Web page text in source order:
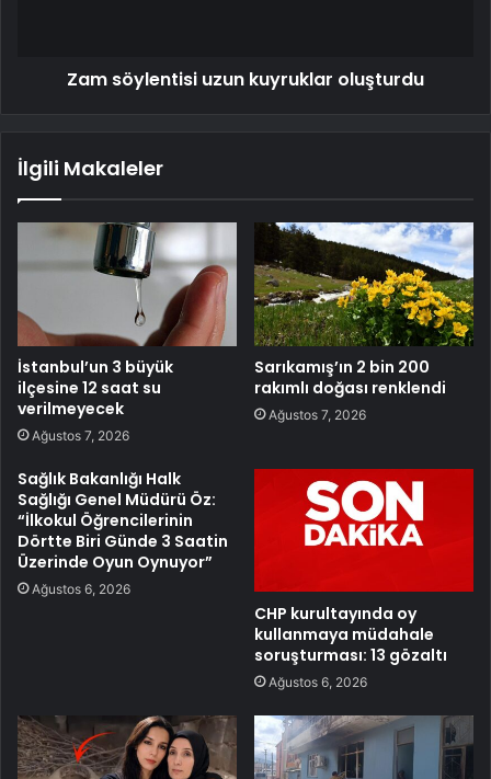
Zam söylentisi uzun kuyruklar oluşturdu
İlgili Makaleler
İstanbul’un 3 büyük
ilçesine 12 saat su
verilmeyecek
Ağustos 7, 2026
Sarıkamış’ın 2 bin 200
rakımlı doğası renklendi
Ağustos 7, 2026
Sağlık Bakanlığı Halk
Sağlığı Genel Müdürü Öz:
“İlkokul Öğrencilerinin
Dörtte Biri Günde 3 Saatin
Üzerinde Oyun Oynuyor”
Ağustos 6, 2026
CHP kurultayında oy
kullanmaya müdahale
soruşturması: 13 gözaltı
Ağustos 6, 2026